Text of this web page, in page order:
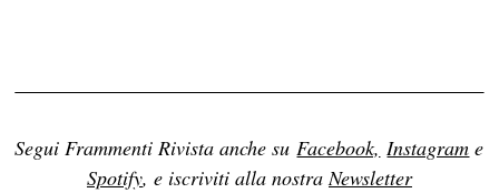
Segui Frammenti Rivista anche suFacebook, Instagram e
Spotify, e iscriviti alla nostraNewsletter